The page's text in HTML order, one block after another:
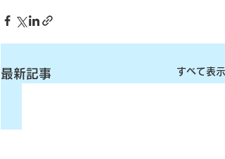
最新記事 すべて表示